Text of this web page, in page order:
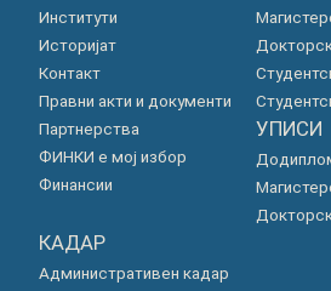
Институти
Историјат
Контакт
Правни акти и документи
Партнерства
ФИНКИ е мој избор
Финансии
УПИСИ
КАДАР
Административен кадар